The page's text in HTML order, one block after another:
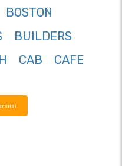
BOSTON
BUILDERS
CAB
CAFE